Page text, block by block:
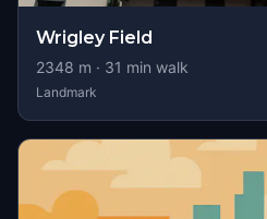
Wrigley Field
2348 m · 31 min walk
Landmark